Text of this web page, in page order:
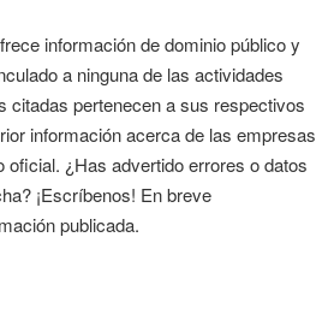
información de dominio público y
a ninguna de las actividades
citadas pertenecen a sus respectivos
información acerca de las empresas
oficial. ¿Has advertido errores o datos
¡Escríbenos! En breve
publicada.